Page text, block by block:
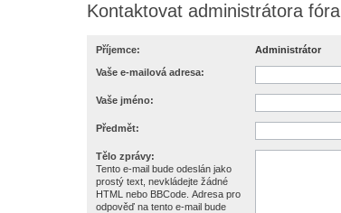
Kontaktovat administrátora fóra
Příjemce: Administrátor
Vaše e-mailová adresa:
Vaše jméno:
Předmět:
Tělo zprávy:
Tento e-mail bude odeslán jako
prostý text, nevkládejte žádné
HTML nebo BBCode. Adresa pro
odpověď na tento e-mail bude